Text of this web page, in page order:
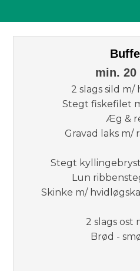
​min. 20
2 slags sild m/
Stegt fiskefilet
Æg &
Gravad laks​ m/
Stegt
Lun
Skinke m/
2 slags ost
Brød -